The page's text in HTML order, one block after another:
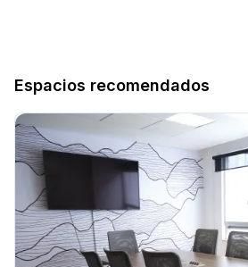
Espacios recomendados